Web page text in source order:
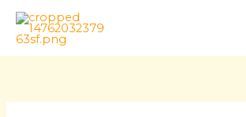
Skip
content